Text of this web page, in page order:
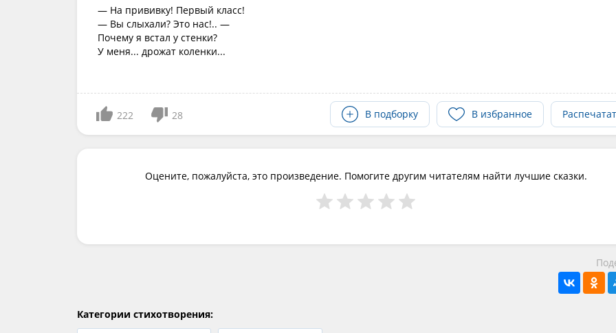
— На прививку! Первый класс!
— Вы слыхали? Это нас!.. —
Почему я встал у стенки?
У меня... дрожат коленки...
222 28 В подборку В избранное
Оцените, пожалуйста, это произведение. Помогите другим читателям найти лучшие сказки.
Категории стихотворения: